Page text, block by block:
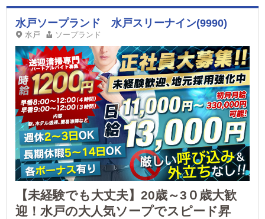
水戸ソープランド 水戸スリーナイン(9990)
水戸 ソープランド
【未経験でも大丈夫】20歳～3０歳大歓
迎！水戸の大人気ソープでスピード昇